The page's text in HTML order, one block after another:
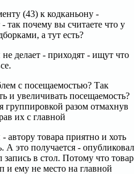
(43) к кодканьону -
так почему вы считаете что у
а тут есть?
делает - приходят - ищут что
с посещаемостью? Так
и увеличивать посещаемость?
группировкой разом отмахнув
их с главной
автору товара приятно и хоть
А это получается - опубликовал
в стол. Потому что товар
и ему не место на главной